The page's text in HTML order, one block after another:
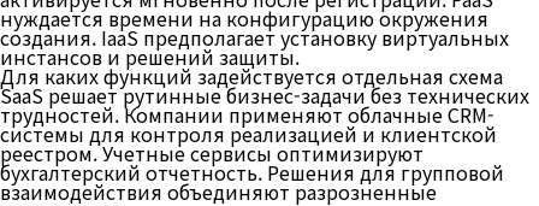
нуждается времени на конфигурацию окружения
создания. IaaS предполагает установку виртуальных
инстансов и решений защиты.
Для каких функций задействуется отдельная схема
SaaS решает рутинные бизнес-задачи без технических
трудностей. Компании применяют облачные CRM-
системы для контроля реализацией и клиентской
реестром. Учетные сервисы оптимизируют
бухгалтерский отчетность. Решения для групповой
взаимодействия объединяют разрозненные